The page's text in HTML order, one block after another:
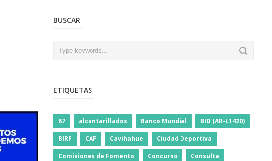
BUSCAR
ETIQUETAS
67 alcantarillados Banco Mundial BID (AR-L1420)
BIRF CAF Cavihahue Ciudad Deportiva
Comisiones de Fomento Concurso Consulta